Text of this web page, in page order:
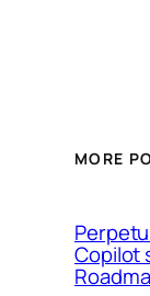
MORE
Copilot